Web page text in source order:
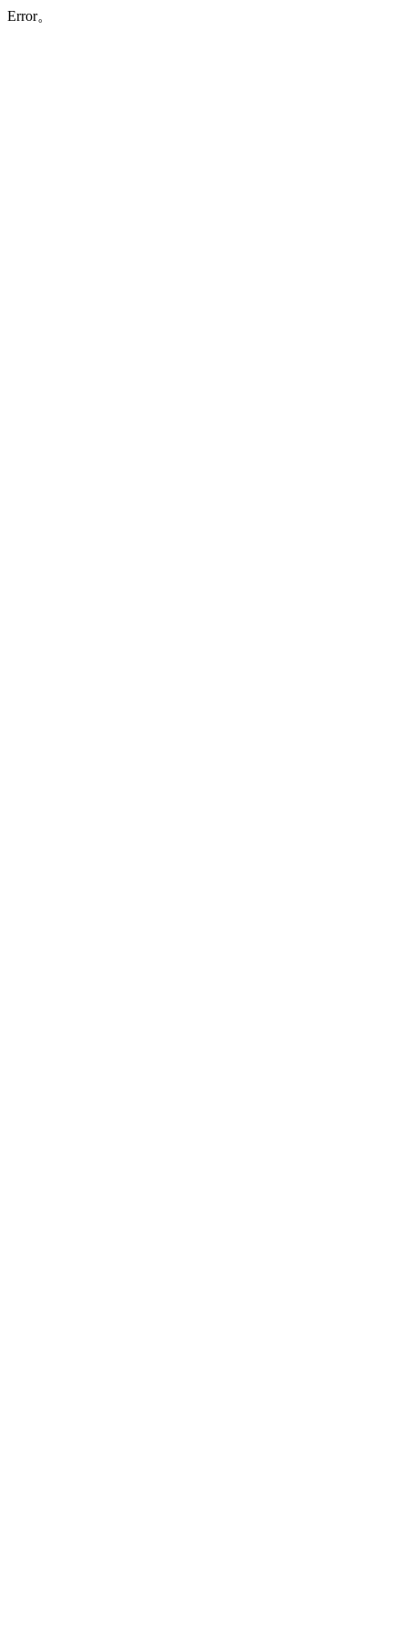
Error。